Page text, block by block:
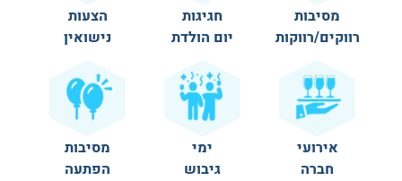
מסיבות
רווקים/רווקות
חגיגות
יום הולדת
הצעות
נישואין
אירועי
חברה
ימי
גיבוש
מסיבות
הפתעה